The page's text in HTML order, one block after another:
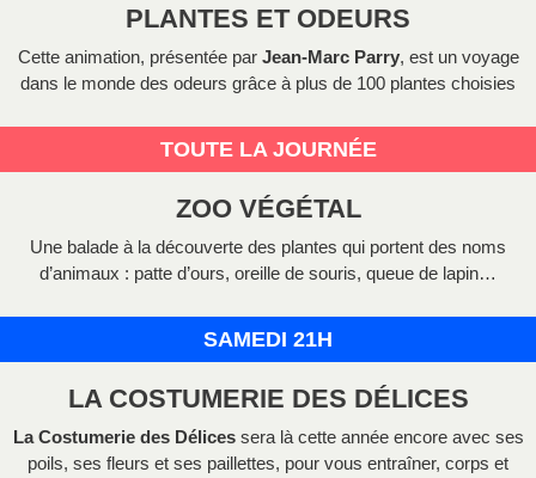
PLANTES ET ODEURS
Cette animation, présentée parJean-Marc Parry, est un voyage
dans le monde des odeurs grâce à plus de 100 plantes choisies
TOUTE LA JOURNÉE
ZOO VÉGÉTAL
Une balade à la découverte des plantes qui portent des noms
d’animaux : patte d’ours, oreille de souris, queue de lapin…
SAMEDI 21H
LA COSTUMERIE DES DÉLICES
La Costumerie des Délicessera là cette année encore avec ses
poils, ses fleurs et ses paillettes, pour vous entraîner, corps et